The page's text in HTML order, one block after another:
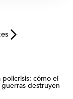
policrisis: cómo el
destruyen